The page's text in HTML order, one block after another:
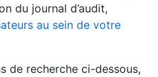
du journal d’audit,
au sein de votre
de recherche ci-dessous,